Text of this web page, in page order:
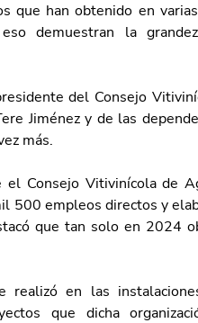
que han obtenido en
demuestran la
del Consejo
Jiménez y de las
más.
el Consejo Vitivinícola de
500 empleos directos y
que tan solo en 2024
realizó en las
que dicha